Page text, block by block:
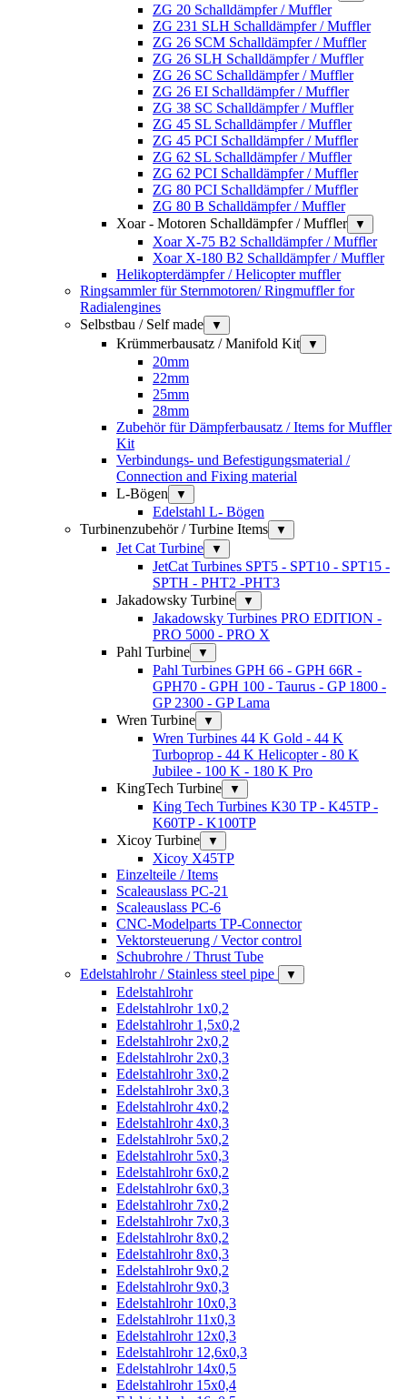
ZG 20 Schalldämpfer / Muffler
ZG 231 SLH Schalldämpfer / Muffler
ZG 26 SCM Schalldämpfer / Muffler
ZG 26 SLH Schalldämpfer / Muffler
ZG 26 SC Schalldämpfer / Muffler
ZG 26 EI Schalldämpfer / Muffler
ZG 38 SC Schalldämpfer / Muffler
ZG 45 SL Schalldämpfer / Muffler
ZG 45 PCI Schalldämpfer / Muffler
ZG 62 SL Schalldämpfer / Muffler
ZG 62 PCI Schalldämpfer / Muffler
ZG 80 PCI Schalldämpfer / Muffler
ZG 80 B Schalldämpfer / Muffler
Xoar - Motoren Schalldämpfer / Muffler
▼
Xoar X-75 B2 Schalldämpfer / Muffler
Xoar X-180 B2 Schalldämpfer / Muffler
Helikopterdämpfer / Helicopter muffler
Ringsammler für Sternmotoren/ Ringmuffler for
Radialengines
Selbstbau / Self made
▼
Krümmerbausatz / Manifold Kit ▼
20mm
22mm
25mm
28mm
Zubehör für Dämpferbausatz / Items for Muffler
Kit
Verbindungs- und Befestigungsmaterial /
Connection and Fixing material
L-Bögen
▼
Edelstahl L- Bögen
Turbinenzubehör / Turbine Items
▼
Jet Cat Turbine ▼
JetCat Turbines SPT5 - SPT10 - SPT15 -
SPTH - PHT2 -PHT3
Jakadowsky Turbine
▼
Jakadowsky Turbines PRO EDITION -
PRO 5000 - PRO X
Pahl Turbine
▼
Pahl Turbines GPH 66 - GPH 66R -
GPH70 - GPH 100 - Taurus - GP 1800 -
GP 2300 - GP Lama
Wren Turbine
▼
Wren Turbines 44 K Gold - 44 K
Turboprop - 44 K Helicopter - 80 K
Jubilee - 100 K - 180 K Pro
KingTech Turbine
▼
King Tech Turbines K30 TP - K45TP -
K60TP - K100TP
Xicoy Turbine
▼
Xicoy X45TP
Einzelteile / Items
Scaleauslass PC-21
Scaleauslass PC-6
CNC-Modelparts TP-Connector
Vektorsteuerung / Vector control
Schubrohre / Thrust Tube
Edelstahlrohr / Stainless steel pipe
▼
Edelstahlrohr
Edelstahlrohr 1x0,2
Edelstahlrohr 1,5x0,2
Edelstahlrohr 2x0,2
Edelstahlrohr 2x0,3
Edelstahlrohr 3x0,2
Edelstahlrohr 3x0,3
Edelstahlrohr 4x0,2
Edelstahlrohr 4x0,3
Edelstahlrohr 5x0,2
Edelstahlrohr 5x0,3
Edelstahlrohr 6x0,2
Edelstahlrohr 6x0,3
Edelstahlrohr 7x0,2
Edelstahlrohr 7x0,3
Edelstahlrohr 8x0,2
Edelstahlrohr 8x0,3
Edelstahlrohr 9x0,2
Edelstahlrohr 9x0,3
Edelstahlrohr 10x0,3
Edelstahlrohr 11x0,3
Edelstahlrohr 12x0,3
Edelstahlrohr 12,6x0,3
Edelstahlrohr 14x0,5
Edelstahlrohr 15x0,4